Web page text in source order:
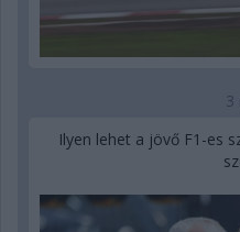
Ilyen lehet a jövő F1-es